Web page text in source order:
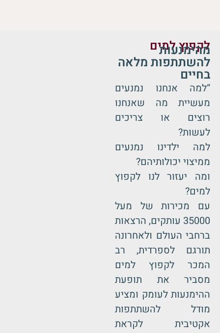
לקפוץ למים
מהימנעות
להשתתפות מלאה
בחיים
“למה אנחנו נמנעים
מעשיית מה שאנחנו
רוצים או צריכים
לעשות?
למה ילדינו נמנעים
ממיצוי יכולותיהם?
ומה יעזור לנו לקפוץ
למים?
עם מכירות של מעל
35000 עותקים, הרצאות
ברחבי העולם ולאחרונה
תורגם לספרדית, רב
המכר לקפוץ למים
מסביר את תופעת
ההימנעות לעומק ומציע
מודל להשתתפות
אקטיבית לקראת